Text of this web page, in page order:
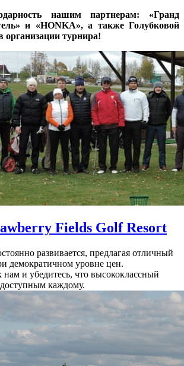
нашим партнерам: «Гранд
и «HONKA», а также Голубковой
организации турнира!
Fields Golf Resort
развивается, предлагая отличный
демократичном уровне цен.
нам и убедитесь, что высококлассный
каждому.